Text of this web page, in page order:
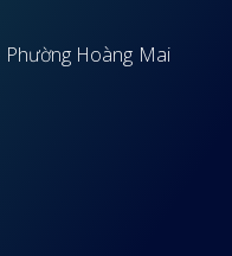
Hoàng Mai